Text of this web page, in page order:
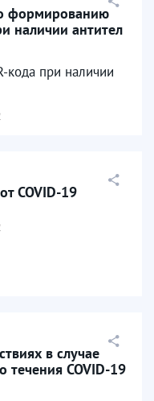
формированию
наличии антител
кода при наличии
COVID-19
в случае
течения COVID-19